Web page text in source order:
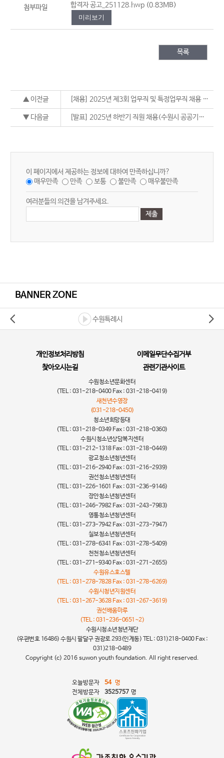
첨부파일
합격자 공고_251128.hwp (0.83MB)
미리보기
목록
▲ 이전글 [채용] 2025년 제3회 업무직 및 특정업무직 채용 인·적성검사 합격자 공고
▼ 다음글 [발표] 2025년 하반기 직원 채용(수원시 공공기관 통합채용) 최종합격자 공고
이 페이지에서 제공하는 정보에 대하여 만족하십니까?
매우만족
만족 보통 불만족 매우불만족
여러분들의 의견을 남겨주세요.
BANNER ZONE
수원특례시
개인정보처리방침
이메일무단수집거부
찾아오시는길
관련기관사이트
수원청소년문화센터
(TEL : 031-218-0400 Fax : 031-218-0419)
새천년수영장
(031-218-0450)
청소년희망등대
(TEL : 031-218-0349 Fax : 031-218-0360)
수원시청소년상담복지센터
(TEL : 031-212-1318 Fax : 031-218-0449)
광교청소년청년센터
(TEL : 031-216-2940 Fax : 031-216-2939)
권선청소년청년센터
(TEL : 031-226-1601 Fax : 031-236-9146)
장안청소년청년센터
(TEL : 031-246-7982 Fax : 031-243-7983)
영통청소년청년센터
(TEL : 031-273-7942 Fax : 031-273-7947)
칠보청소년청년센터
(TEL : 031-278-6341 Fax : 031-278-5409)
천천청소년청년센터
(TEL : 031-271-9340 Fax : 031-271-2655)
수원유스호스텔
(TEL : 031-278-7828 Fax : 031-278-6269)
수원시청년지원센터
(TEL : 031-267-3628 Fax : 031-267-3619)
권선배움마루
(TEL : 031-236-0651~2)
수원시청소년청년재단
(우편번호 16486) 수원시 팔달구 권광로 293(인계동) TEL : 031)218-0400 Fax :
031)218-0489
Copyright (c) 2016 suwon youth foundation. All right reserved.
오늘방문자 54 명
전체방문자
3525757 명